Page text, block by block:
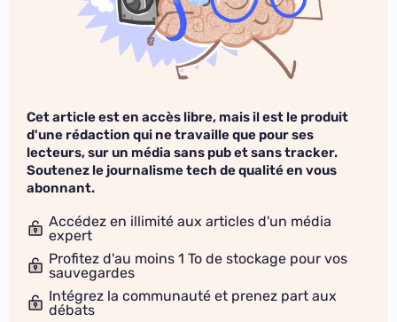
Cet article est en accès libre, mais il est le produit
d'une rédaction qui ne travaille que pour ses
lecteurs, sur un média sans pub et sans tracker.
Soutenez le journalisme tech de qualité en vous
abonnant.
Accédez en illimité aux articles d'un média
expert
Profitez d'au moins 1 To de stockage pour vos
sauvegardes
Intégrez la communauté et prenez part aux
débats